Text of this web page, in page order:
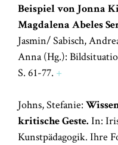
Beispiel von Jonna
Magdalena Abeles
Jasmin/ Sabisch,
Anna (Hg.):
S. 61-77. +
Johns, Stefanie:
kritische Geste. In:
Kunstpädagogik. Ihre